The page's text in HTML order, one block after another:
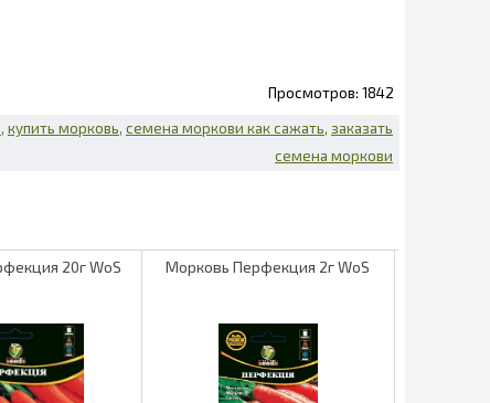
1842
купить морковь семена моркови как сажать заказать
семена моркови
20г WoS Морковь Перфекция 2г WoS